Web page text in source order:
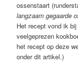
ossenstaart
langzaam gegaarde
Het recept vond ik
veelgeprezen
het recept op deze
onder dit artikel.)